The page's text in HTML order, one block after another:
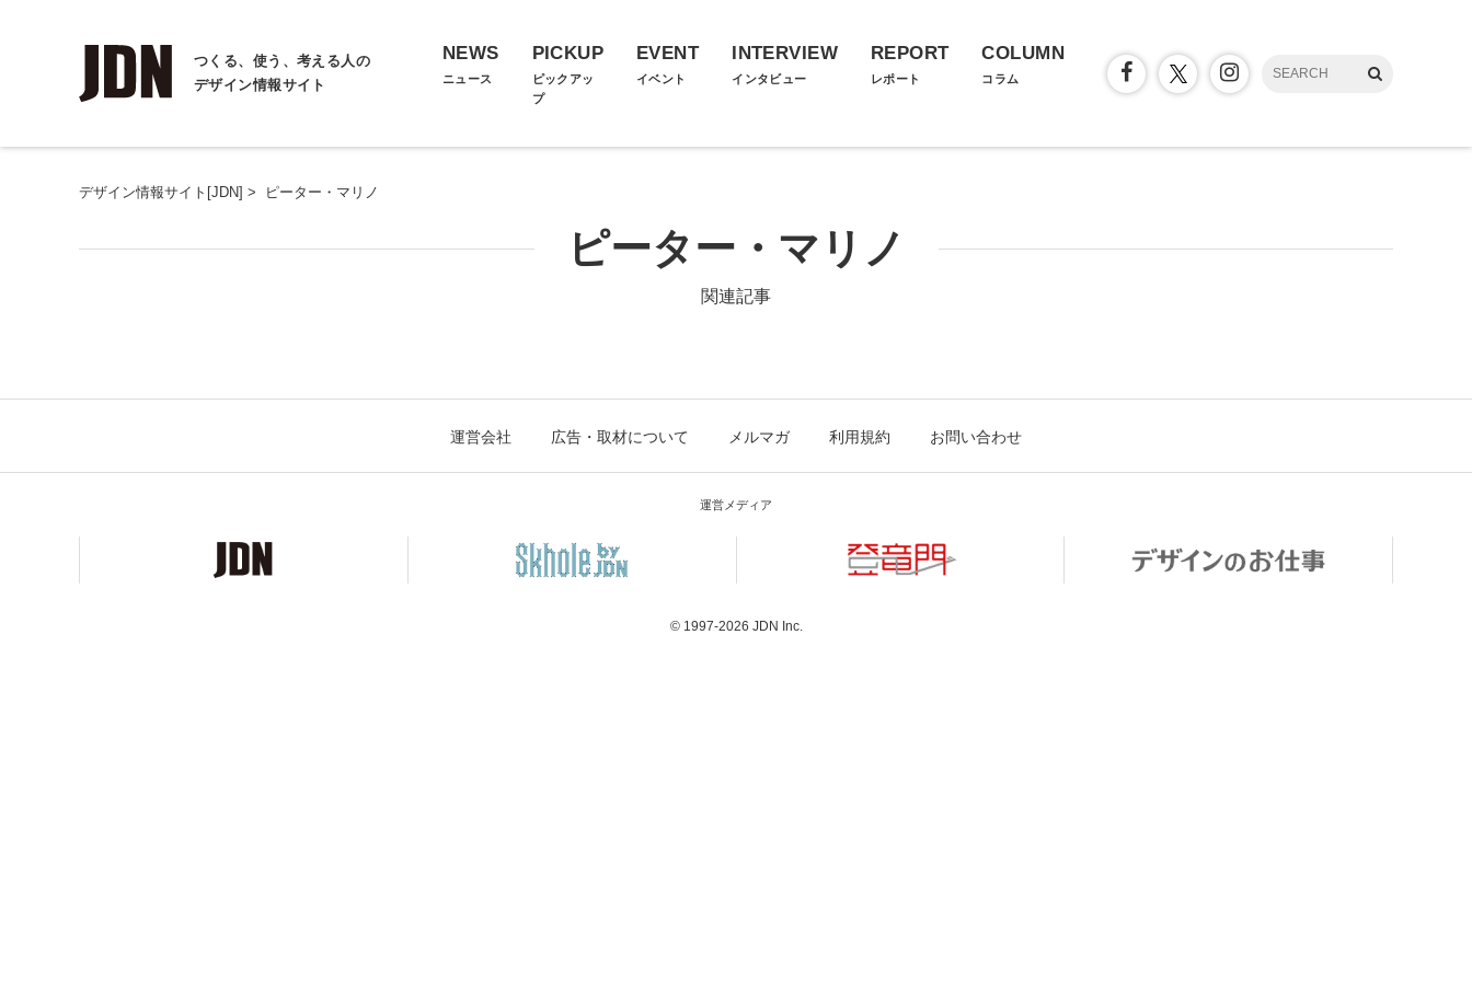
つくる、使う、考える人の
デザイン情報サイト
NEWS
ニュース
PICKUP
ピックアッ
プ
EVENT
イベント
INTERVIEW
インタビュー
REPORT
レポート
COLUMN
コラム
デザイン情報サイト[JDN] > ピーター・マリノ
ピーター・マリノ
関連記事
運営会社 広告・取材について メルマガ 利用規約 お問い合わせ
運営メディア
© 1997-2026 JDN Inc.